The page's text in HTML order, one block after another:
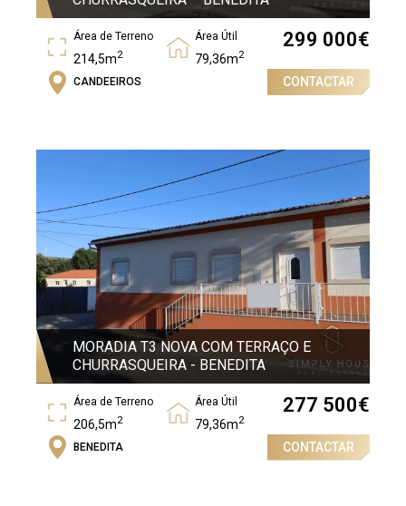
Área de Terreno
214,5m2
Área Útil
79,36m2
Área Bruta
299 000€
CANDEEIROS CONTACTAR
MORADIA T3 NOVA COM TERRAÇO E
CHURRASQUEIRA - BENEDITA
Área de Terreno
206,5m2
Área Útil
79,36m2
Área Bruta
277 500€
BENEDITA CONTACTAR